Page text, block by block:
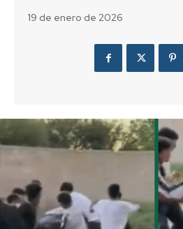
19 de enero de 2026